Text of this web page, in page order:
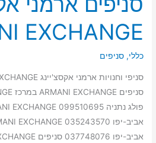
EXCHANGE
כללי,סניפים
ארמני
אקסצ'יינג
ARMANI
EXCHANGE